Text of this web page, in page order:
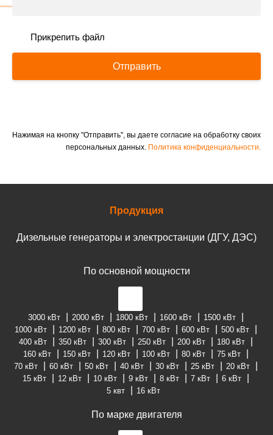
Прикрепить файл
Отправить
Нажимая на кнопку "Отправить", вы даете согласие на обработку своих
персональных данных. Политика конфиденциальности.
Продукция
Дизельные генераторы и электростанции (ДГУ, ДЭС)
По основной мощности
3000 кВт 2000 кВт 1800 кВт 1600 кВт
1500 кВт
1000 кВт
1200 кВт 800 кВт 700 кВт 600 кВт
500 кВт
400 кВт
350 кВт 300 кВт 250 кВт 200 кВт
180 кВт
160 кВт
150 кВт 120 кВт 100 кВт 80 кВт
75 кВт
70 кВт
60 кВт 50 кВт 40 кВт 30 кВт 25 кВт
20 кВт
15 кВт
12 кВт 10 кВт 9 кВт 8 кВт 7 кВт
6 кВт
5 квт
16 кВт
По марке двигателя